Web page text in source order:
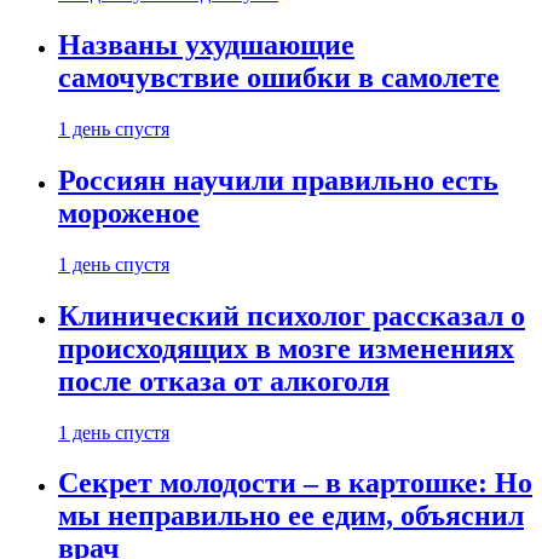
Названы ухудшающие
самочувствие ошибки в самолете
1 день спустя
Россиян научили правильно есть
мороженое
1 день спустя
Клинический психолог рассказал о
происходящих в мозге изменениях
после отказа от алкоголя
1 день спустя
Секрет молодости – в картошке: Но
мы неправильно ее едим, объяснил
врач